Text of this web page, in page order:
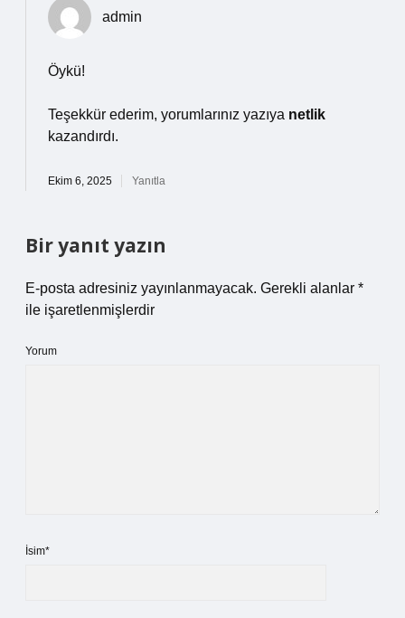
admin
Öykü!
Teşekkür ederim, yorumlarınız yazıya netlik
kazandırdı.
Ekim 6, 2025 Yanıtla
Bir yanıt yazın
E-posta adresiniz yayınlanmayacak. Gerekli alanlar *
ile işaretlenmişlerdir
Yorum
İsim*